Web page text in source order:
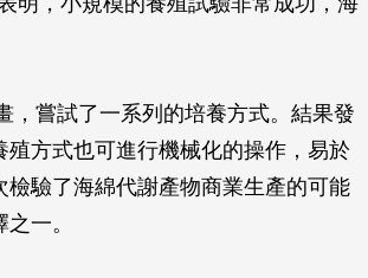
，嘗試了一系列的培養方式。結果發
方式也可進行機械化的操作，易於
驗了海綿代謝產物商業生產的可能
一。